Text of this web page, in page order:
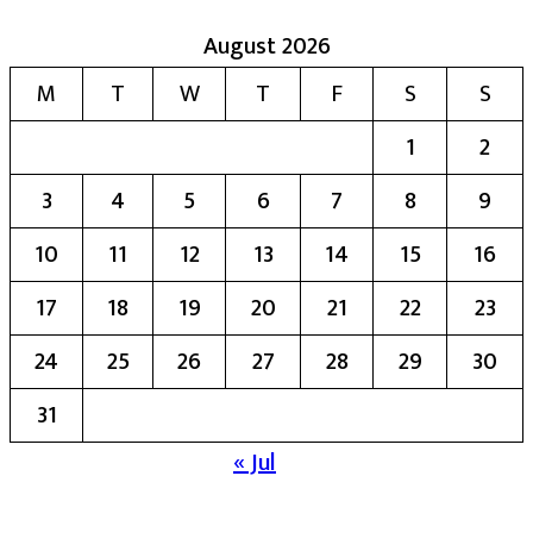
August 2026
M
T W T F S
S
1
2
3
4 5 6 7 8
9
10
11 12 13 14 15
16
17
18 19 20 21 22
23
24
25 26 27 28 29
30
31
« Jul